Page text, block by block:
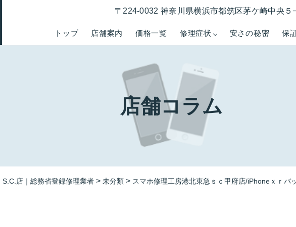
トップ 店舗案内 価格一覧 修理症状 安さの秘密 保
〒224-0032 神奈川県横浜市都筑区茅ケ崎中央
店舗コラム
店｜総務省登録修理業者 > 未分類 > スマホ修理工房港北東急ｓｃ甲府店/iPhoneｘｒバ